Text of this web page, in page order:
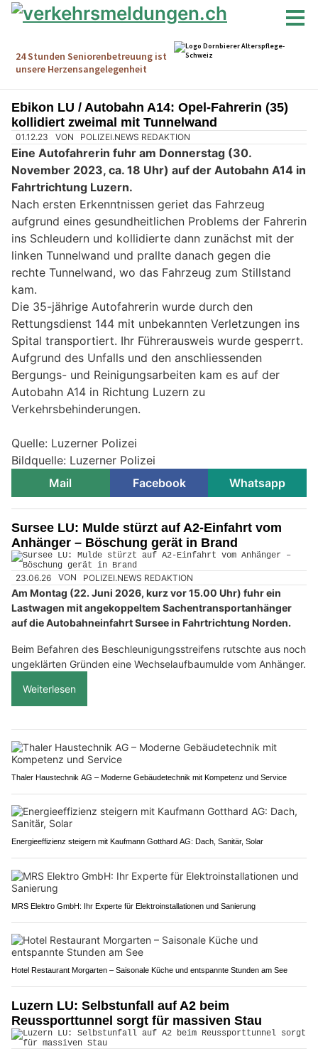
Ebikon LU / Autobahn A14: Opel-Fahrerin (35)
kollidiert zweimal mit Tunnelwand
01.12.23 VON POLIZEI.NEWS REDAKTION
Eine Autofahrerin fuhr am Donnerstag (30.
November 2023, ca. 18 Uhr) auf der Autobahn A14 in
Fahrtrichtung Luzern.
Nach ersten Erkenntnissen geriet das Fahrzeug
aufgrund eines gesundheitlichen Problems der Fahrerin
ins Schleudern und kollidierte dann zunächst mit der
linken Tunnelwand und prallte danach gegen die
rechte Tunnelwand, wo das Fahrzeug zum Stillstand
kam.
Die 35-jährige Autofahrerin wurde durch den
Rettungsdienst 144 mit unbekannten Verletzungen ins
Spital transportiert. Ihr Führerausweis wurde gesperrt.
Aufgrund des Unfalls und den anschliessenden
Bergungs- und Reinigungsarbeiten kam es auf der
Autobahn A14 in Richtung Luzern zu
Verkehrsbehinderungen.
Quelle: Luzerner Polizei
Bildquelle: Luzerner Polizei
Mail
Facebook Whatsapp
Sursee LU: Mulde stürzt auf A2-Einfahrt vom
Anhänger – Böschung gerät in Brand
23.06.26 VON POLIZEI.NEWS REDAKTION
Am Montag (22. Juni 2026, kurz vor 15.00 Uhr) fuhr ein
Lastwagen mit angekoppeltem Sachentransportanhänger
auf die Autobahneinfahrt Sursee in Fahrtrichtung Norden.
Beim Befahren des Beschleunigungsstreifens rutschte aus noch
ungeklärten Gründen eine Wechselaufbaumulde vom Anhänger.
Weiterlesen
Thaler Haustechnik AG – Moderne Gebäudetechnik mit Kompetenz und Service
Energieeffizienz steigern mit Kaufmann Gotthard AG: Dach, Sanitär, Solar
MRS Elektro GmbH: Ihr Experte für Elektroinstallationen und Sanierung
Hotel Restaurant Morgarten – Saisonale Küche und entspannte Stunden am See
Luzern LU: Selbstunfall auf A2 beim
Reussporttunnel sorgt für massiven Stau